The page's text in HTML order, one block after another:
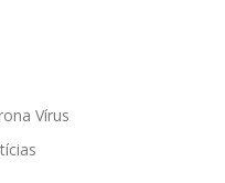
Vírus